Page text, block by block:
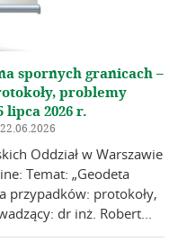
spornych granicach –
problemy
lipca 2026 r.
Oddział w Warszawie
Temat: „Geodeta
przypadków: protokoły,
dr inż. Robert...